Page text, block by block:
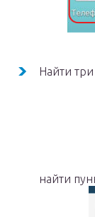
Найти три
найти